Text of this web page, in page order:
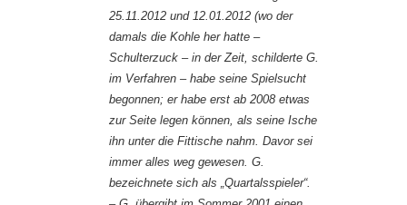
25.11.2012 und 12.01.2012 (wo der
damals die Kohle her hatte –
Schulterzuck – in der Zeit, schilderte G.
im Verfahren – habe seine Spielsucht
begonnen; er habe erst ab 2008 etwas
zur Seite legen können, als seine Ische
ihn unter die Fittische nahm. Davor sei
immer alles weg gewesen. G.
bezeichnete sich als „Quartalsspieler“.